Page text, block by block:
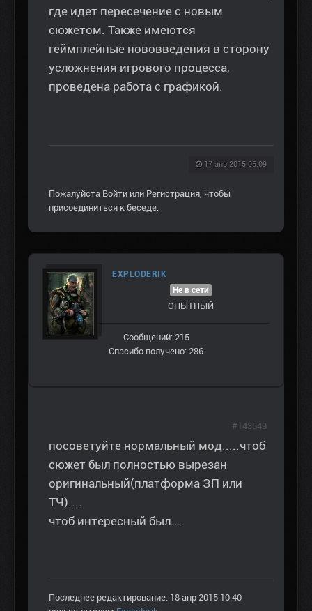
где идет пересечение с новым
сюжетом. Также имеются
геймплейные нововведения в сторону
усложнения игрового процесса,
проведена работа с графикой.
17 апр 2015 05:09
Пожалуйста Войти или Регистрация , чтобы
присоединиться к беседе.
EXPLODERIK
Не в сети
ОПЫТНЫЙ
Сообщений: 215
Спасибо получено: 286
посоветуйте нормальный мод.....чтоб
сюжет был полностью вырезан
оригинальный(платформа ЗП или
ТЧ)....
чтоб интересный был....
Последнее редактирование: 18 апр 2015 10:40
#143549